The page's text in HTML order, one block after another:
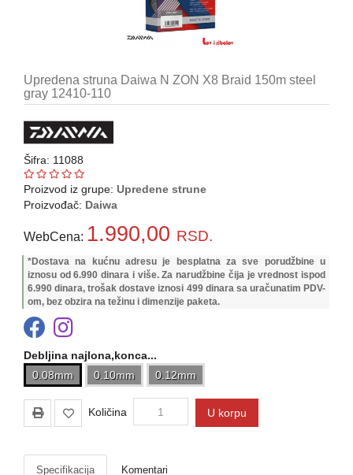
Početna
Ribolovačke
priče
Lovačke
priče
RIBOLOVNE
DOZVOLE
2026.god.
Kontakt
vatrometi
Upredena struna Daiwa N ZON X8 Braid 150m steel
gray 12410-110
Šifra: 11088
Proizvod iz grupe: Upredene strune
Proizvođač: Daiwa
WebCena: 1.990,00 RSD.
*Dostava na kućnu adresu je besplatna za sve porudžbine u
iznosu od 6.990 dinara i više. Za narudžbine čija je vrednost ispod
6.990 dinara, trošak dostave iznosi 499 dinara sa uračunatim PDV-
om, bez obzira na težinu i dimenzije paketa.
Debljina najlona,konca...
0.08mm
0.10mm 0.12mm
Količina U korpu
Specifikacija Komentari